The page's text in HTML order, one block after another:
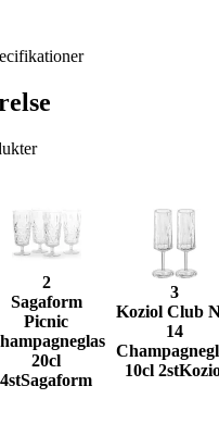
2
Sagaform
Picnic
20cl
4stSagaform
3
Koziol Club
14
10cl 2st